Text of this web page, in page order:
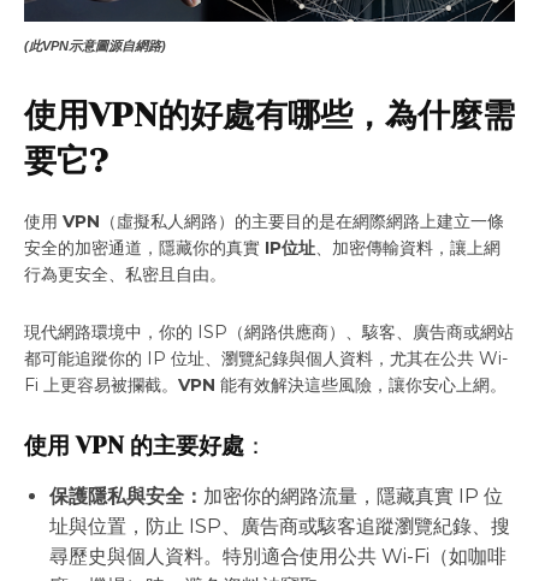
(此VPN示意圖源自網路)
使用VPN的好處有哪些，為什麼需
要它?
使用 VPN （虛擬私人網路）的主要目的是在網際網路上建立一條
安全的加密通道，隱藏你的真實 IP位址、加密傳輸資料，讓上網
行為更安全、私密且自由。
現代網路環境中，你的 ISP（網路供應商）、駭客、廣告商或網站
都可能追蹤你的 IP 位址、瀏覽紀錄與個人資料，尤其在公共 Wi-
Fi 上更容易被攔截。 VPN 能有效解決這些風險，讓你安心上網。
使用 VPN 的主要好處 ：
保護隱私與安全： 加密你的網路流量，隱藏真實 IP 位
址與位置，防止 ISP、廣告商或駭客追蹤瀏覽紀錄、搜
尋歷史與個人資料。特別適合使用公共 Wi-Fi（如咖啡